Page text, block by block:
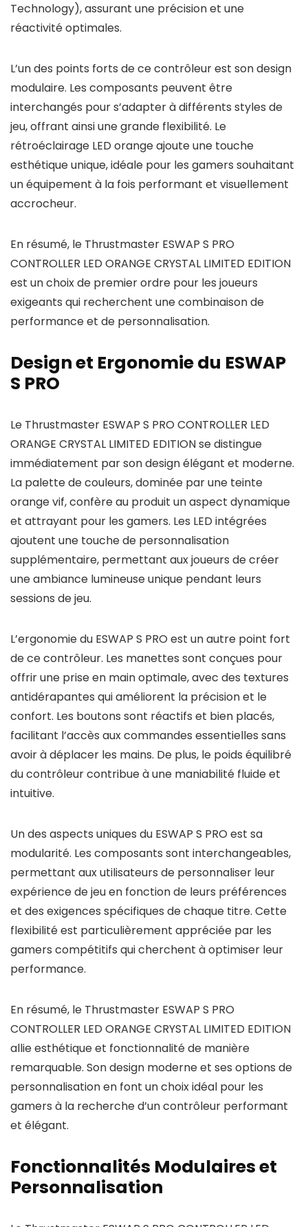
Technology), assurant une précision et une
réactivité optimales.
L’un des points forts de ce contrôleur est son design
modulaire. Les composants peuvent être
interchangés pour s’adapter à différents styles de
jeu, offrant ainsi une grande flexibilité. Le
rétroéclairage LED orange ajoute une touche
esthétique unique, idéale pour les gamers souhaitant
un équipement à la fois performant et visuellement
accrocheur.
En résumé, le Thrustmaster ESWAP S PRO
CONTROLLER LED ORANGE CRYSTAL LIMITED EDITION
est un choix de premier ordre pour les joueurs
exigeants qui recherchent une combinaison de
performance et de personnalisation.
Design et Ergonomie du ESWAP
S PRO
Le Thrustmaster ESWAP S PRO CONTROLLER LED
ORANGE CRYSTAL LIMITED EDITION se distingue
immédiatement par son design élégant et moderne.
La palette de couleurs, dominée par une teinte
orange vif, confère au produit un aspect dynamique
et attrayant pour les gamers. Les LED intégrées
ajoutent une touche de personnalisation
supplémentaire, permettant aux joueurs de créer
une ambiance lumineuse unique pendant leurs
sessions de jeu.
L’ergonomie du ESWAP S PRO est un autre point fort
de ce contrôleur. Les manettes sont conçues pour
offrir une prise en main optimale, avec des textures
antidérapantes qui améliorent la précision et le
confort. Les boutons sont réactifs et bien placés,
facilitant l’accès aux commandes essentielles sans
avoir à déplacer les mains. De plus, le poids équilibré
du contrôleur contribue à une maniabilité fluide et
intuitive.
Un des aspects uniques du ESWAP S PRO est sa
modularité. Les composants sont interchangeables,
permettant aux utilisateurs de personnaliser leur
expérience de jeu en fonction de leurs préférences
et des exigences spécifiques de chaque titre. Cette
flexibilité est particulièrement appréciée par les
gamers compétitifs qui cherchent à optimiser leur
performance.
En résumé, le Thrustmaster ESWAP S PRO
CONTROLLER LED ORANGE CRYSTAL LIMITED EDITION
allie esthétique et fonctionnalité de manière
remarquable. Son design moderne et ses options de
personnalisation en font un choix idéal pour les
gamers à la recherche d’un contrôleur performant
et élégant.
Fonctionnalités Modulaires et
Personnalisation